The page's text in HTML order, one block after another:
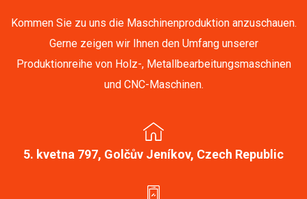
Kommen Sie zu uns die Maschinenproduktion anzuschauen.
Gerne zeigen wir Ihnen den Umfang unserer
Produktionreihe von Holz-, Metallbearbeitungsmaschinen
und CNC-Maschinen.
5. kvetna 797, Golčův Jeníkov, Czech Republic